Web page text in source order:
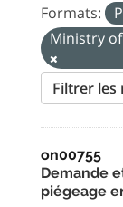
Formats:
Ministry
Filtrer les
on00755
Demande
piégeage